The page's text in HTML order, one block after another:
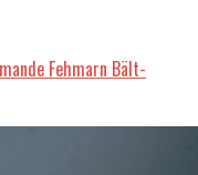
Fehmarn Bält-